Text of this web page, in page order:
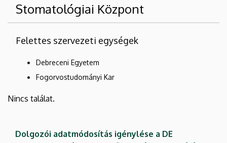
Stomatológiai Központ
Felettes szervezeti egységek
Debreceni Egyetem
Fogorvostudományi Kar
Nincs találat.
Dolgozói adatmódosítás igénylése a DE